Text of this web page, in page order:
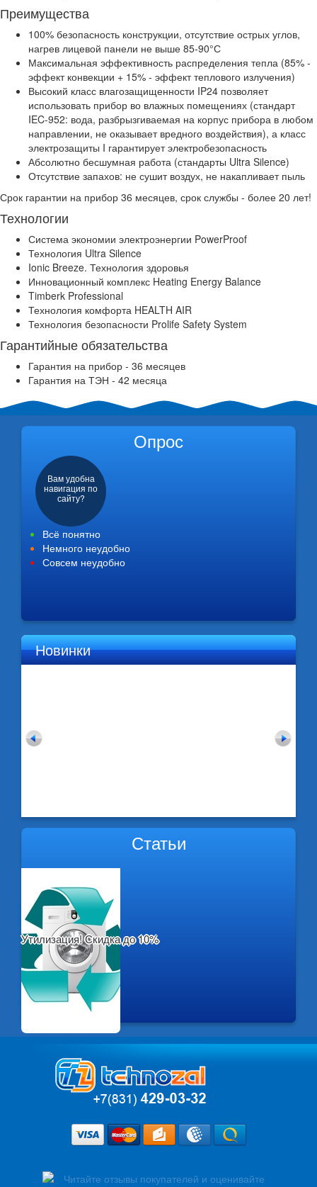
Преимущества
100% безопасность конструкции, отсутствие острых углов,
нагрев лицевой панели не выше 85-90°С
Максимальная эффективность распределения тепла (85% -
эффект конвекции + 15% - эффект теплового излучения)
Высокий класс влагозащищенности IP24 позволяет
использовать прибор во влажных помещениях (стандарт
IEC-952: вода, разбрызгиваемая на корпус прибора в любом
направлении, не оказывает вредного воздействия), а класс
электрозащиты I гарантирует электробезопасность
Абсолютно бесшумная работа (стандарты Ultra Silence)
Отсутствие запахов: не сушит воздух, не накапливает пыль
Срок гарантии на прибор 36 месяцев, срок службы - более 20 лет!
Технологии
Система экономии электроэнергии PowerProof
Технология Ultra Silence
Ionic Breeze. Технология здоровья
Инновационный комплекс Heating Energy Balance
Timberk Professional
Технология комфорта HEALTH AIR
Технология безопасности Prolife Safety System
Гарантийные обязательства
Гарантия на прибор - 36 месяцев
Гарантия на ТЭН - 42 месяца
Опрос
Вам удобна
навигация по
сайту?
Всё понятно
Немного неудобно
Совсем неудобно
Новинки
Статьи
Утилизация! Скидка до 10%